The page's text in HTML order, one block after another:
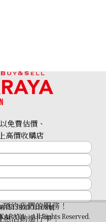
約我們的服務！
惠活動進行中！
免費估價、
高價收購店
451380001308號
All Rights Reserved.